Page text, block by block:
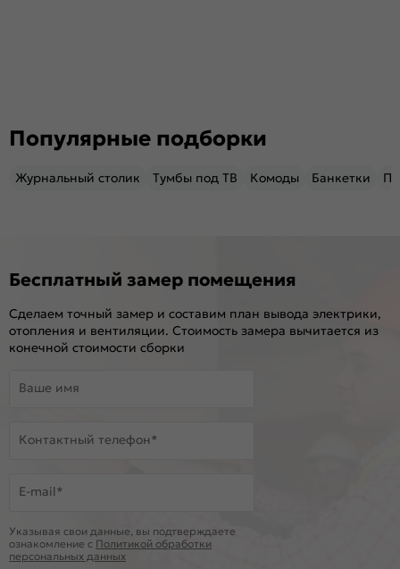
Популярные подборки
Журнальный столик Тумбы под ТВ Комоды Банкетки
Бесплатный замер помещения
Сделаем точный замер и составим план вывода электрики,
отопления и вентиляции. Стоимость замера вычитается из
конечной стоимости сборки
Ваше имя
Контактный телефон*
E-mail*
Указывая свои данные, вы подтверждаете
ознакомление c Политикой обработки
персональных данных